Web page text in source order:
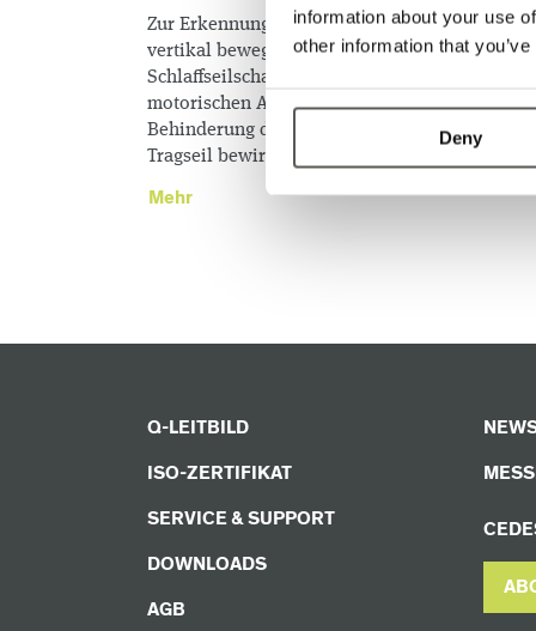
information about your use
other information that
Deny
Zur Erkennung der Tragmittelspannung an
vertikal bewegten Toren werden
Schlaffseilschalter eingesetzt, die den
motorischen Antrieb stoppen, sobald eine
Behinderung des Torlaufs ein z.B.
Tragseil bewirkt.
Mehr
Q-LEITBILD
ISO-ZERTIFIKAT
SERVICE & SUPPORT
DOWNLOADS
AGB